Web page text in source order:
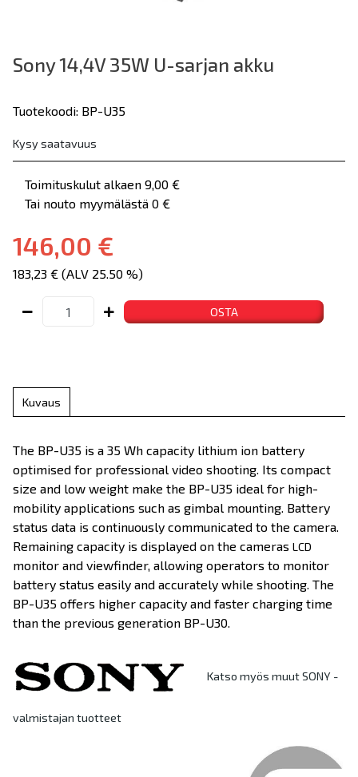
Sony 14,4V 35W U-sarjan akku
Tuotekoodi: BP-U35
Kysy saatavuus
Toimituskulut alkaen 9,00 €
Tai nouto myymälästä 0 €
146,00 €
183,23 € (ALV 25.50 %)
OSTA
Kuvaus
The BP-U35 is a 35 Wh capacity lithium ion battery
optimised for professional video shooting. Its compact
size and low weight make the BP-U35 ideal for high-
mobility applications such as gimbal mounting. Battery
status data is continuously communicated to the camera.
Remaining capacity is displayed on the cameras LCD
monitor and viewfinder, allowing operators to monitor
battery status easily and accurately while shooting. The
BP-U35 offers higher capacity and faster charging time
than the previous generation BP-U30.
Katso myös muut SONY -
valmistajan tuotteet